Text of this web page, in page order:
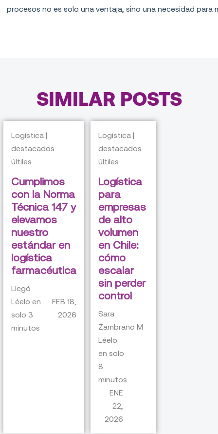
procesos no es solo una ventaja, sino una necesidad para
SIMILAR POSTS
Logística |
destacados
últiles
Cumplimos
con la Norma
Técnica 147 y
elevamos
nuestro
estándar en
logística
farmacéutica
Llegó
Léelo en
solo 3
minutos
FEB 18,
2026
Logística |
destacados
últiles
Logística
para
empresas
de alto
volumen
en Chile:
cómo
escalar
sin perder
control
Sara
Zambrano M
Léelo
en solo
8
minutos
ENE
22,
2026